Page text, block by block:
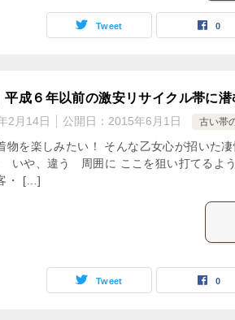
Tweet 0
平成６年以前の激安リサイクル帯に
2月14日 公開日： 2015年6月1日 古い帯
物を楽しみたい！ そんな乙女心が招いた
いや、違う 周囲に ここを狙い打てるよ
・ […]
Tweet 0